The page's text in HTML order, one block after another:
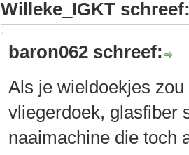
Willeke_IGKT
baron062 schreef:
Als je wieldoekjes
vliegerdoek, glasfiber
naaimachine die toch